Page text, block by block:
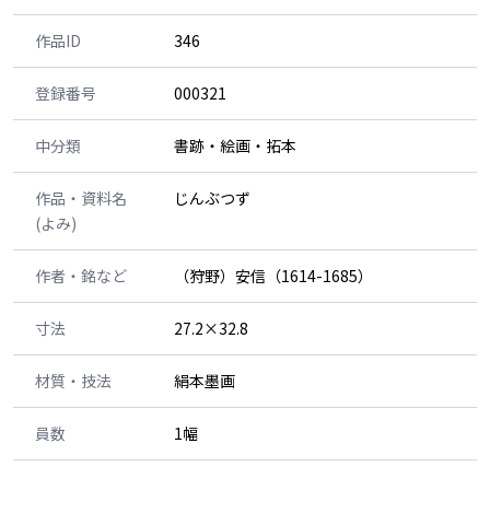
作品ID 346
登録番号 000321
中分類 書跡・絵画・拓本
作品・資料名
(よみ)
じんぶつず
作者・銘など （狩野）安信（1614-1685）
寸法 27.2×32.8
材質・技法 絹本墨画
員数 1幅